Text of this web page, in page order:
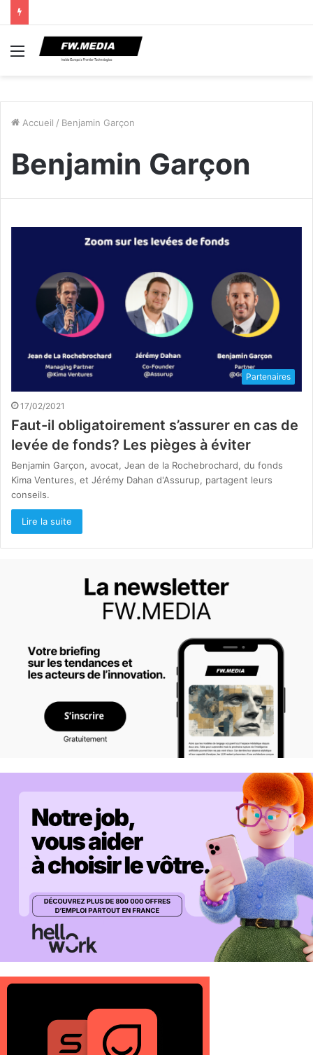
Menu
Accueil / Benjamin Garçon
Benjamin Garçon
Partenaires
17/02/2021
Faut-il obligatoirement s’assurer en cas de
levée de fonds? Les pièges à éviter
Benjamin Garçon, avocat, Jean de la Rochebrochard, du fonds
Kima Ventures, et Jérémy Dahan d'Assurup, partagent leurs
conseils.
Lire la suite